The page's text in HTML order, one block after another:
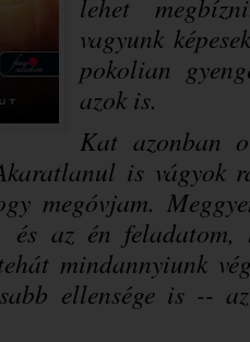
lehet
vagyunk
pokolian
azok is.
Kat azonban
is vágyok
megóvjam.
és az én
mindannyiunk
ellensége is --